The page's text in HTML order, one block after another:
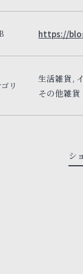
https://
リ
生活雑貨,
その他雑貨
シ